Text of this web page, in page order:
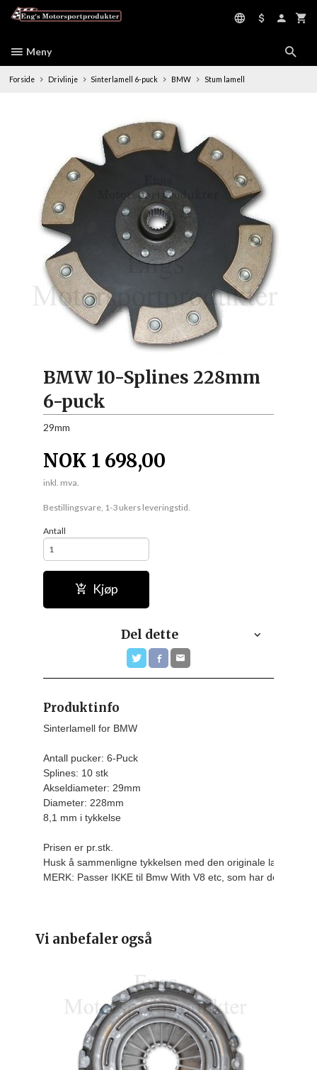
Meny
Forside Drivlinje Sinterlamell 6-puck BMW Stum lamell
BMW 10-Splines 228mm
6-puck
29mm
NOK 1 698,00
inkl. mva.
Bestillingsvare, 1-3 ukers leveringstid.
Antall
Kjøp
Del dette
Produktinfo
Sinterlamell for BMW
Antall pucker: 6-Puck
Splines: 10 stk
Akseldiameter: 29mm
Diameter: 228mm
8,1 mm i tykkelse
Prisen er pr.stk.
Husk å sammenligne tykkelsen med den originale lamellen
MERK: Passer IKKE til Bmw With V8 etc, som har de grove
Vi anbefaler også